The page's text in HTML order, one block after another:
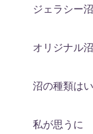
ジェラシー沼
オリジナル沼
沼の種類は
私が思うに